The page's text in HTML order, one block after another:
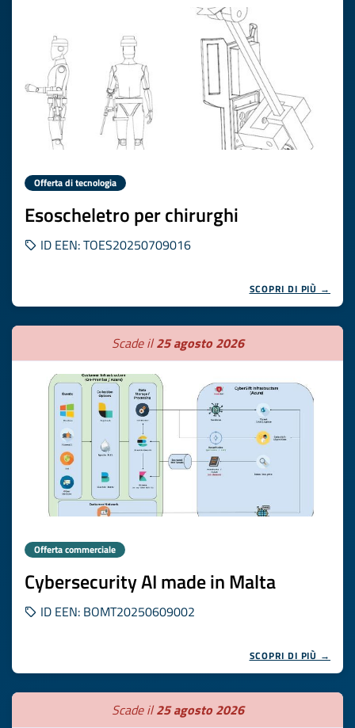
Offerta di tecnologia
Esoscheletro per chirurghi
ID EEN: TOES20250709016
SCOPRI DI PIÙ →
Scade il25 agosto 2026
Offerta commerciale
Cybersecurity AI made in Malta
ID EEN: BOMT20250609002
SCOPRI DI PIÙ →
Scade il25 agosto 2026